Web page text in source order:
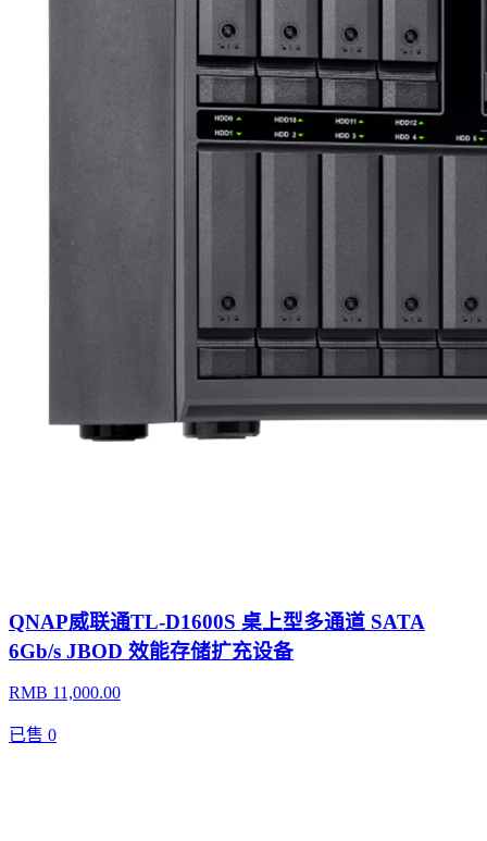
QNAP威联通TL-D1600S 桌上型多通道 SATA
6Gb/s JBOD 效能存储扩充设备
RMB 11,000.00
已售 0